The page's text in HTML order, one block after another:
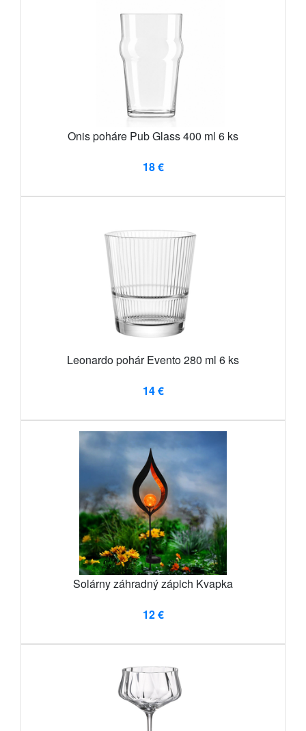
Onis poháre Pub Glass 400 ml 6 ks
18 €
Leonardo pohár Evento 280 ml 6 ks
14 €
Solárny záhradný zápich Kvapka
12 €